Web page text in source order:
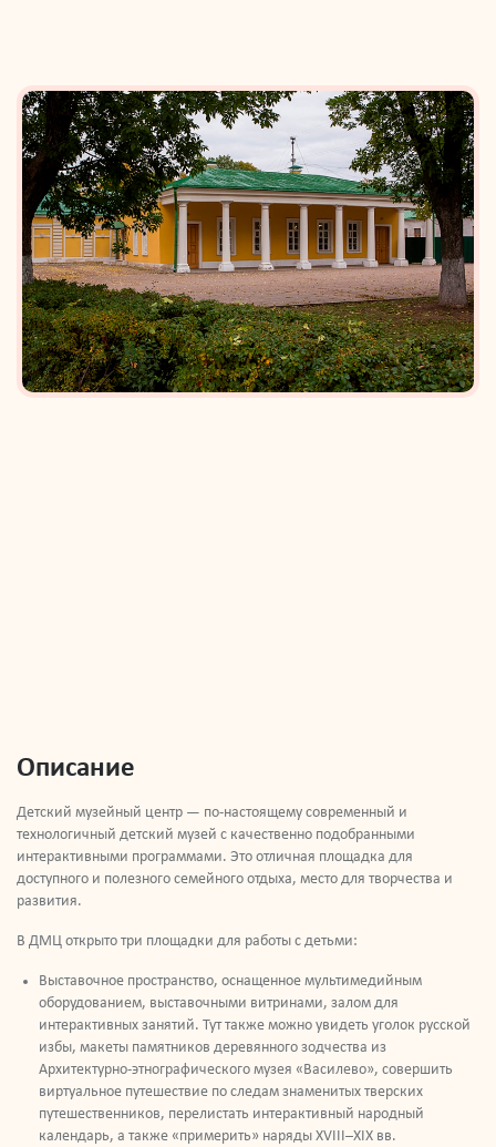
Описание
Детский музейный центр — по-настоящему современный и
технологичный детский музей с качественно подобранными
интерактивными программами. Это отличная площадка для
доступного и полезного семейного отдыха, место для творчества и
развития.
В ДМЦ открыто три площадки для работы с детьми:
Выставочное пространство, оснащенное мультимедийным
оборудованием, выставочными витринами, залом для
интерактивных занятий. Тут также можно увидеть уголок русской
избы, макеты памятников деревянного зодчества из
Архитектурно-этнографического музея «Василево», совершить
виртуальное путешествие по следам знаменитых тверских
путешественников, перелистать интерактивный народный
календарь, а также «примерить» наряды XVIII–XIX вв.